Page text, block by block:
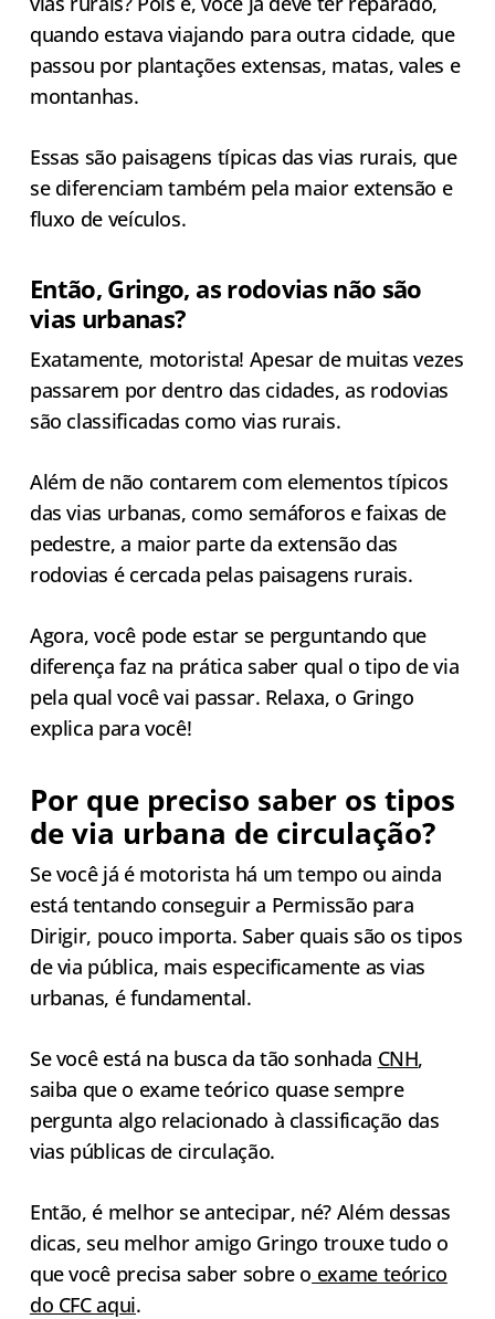
quando estava viajando para outra cidade, que
passou por plantações extensas, matas, vales e
montanhas.
Essas são paisagens típicas das vias rurais, que
se diferenciam também pela maior extensão e
fluxo de veículos.
Então, Gringo, as rodovias não são
vias urbanas?
Exatamente, motorista! Apesar de muitas vezes
passarem por dentro das cidades, as rodovias
são classificadas como vias rurais.
Além de não contarem com elementos típicos
das vias urbanas, como semáforos e faixas de
pedestre, a maior parte da extensão das
rodovias é cercada pelas paisagens rurais.
Agora, você pode estar se perguntando que
diferença faz na prática saber qual o tipo de via
pela qual você vai passar. Relaxa, o Gringo
explica para você!
Por que preciso saber os tipos
de via urbana de circulação?
Se você já é motorista há um tempo ou ainda
está tentando conseguir a Permissão para
Dirigir, pouco importa. Saber quais são os tipos
de via pública, mais especificamente as vias
urbanas, é fundamental.
Se você está na busca da tão sonhada CNH,
saiba que o exame teórico quase sempre
pergunta algo relacionado à classificação das
vias públicas de circulação.
Então, é melhor se antecipar, né? Além dessas
dicas, seu melhor amigo Gringo trouxe tudo o
que você precisa saber sobre o exame teórico
do CFC aqui.